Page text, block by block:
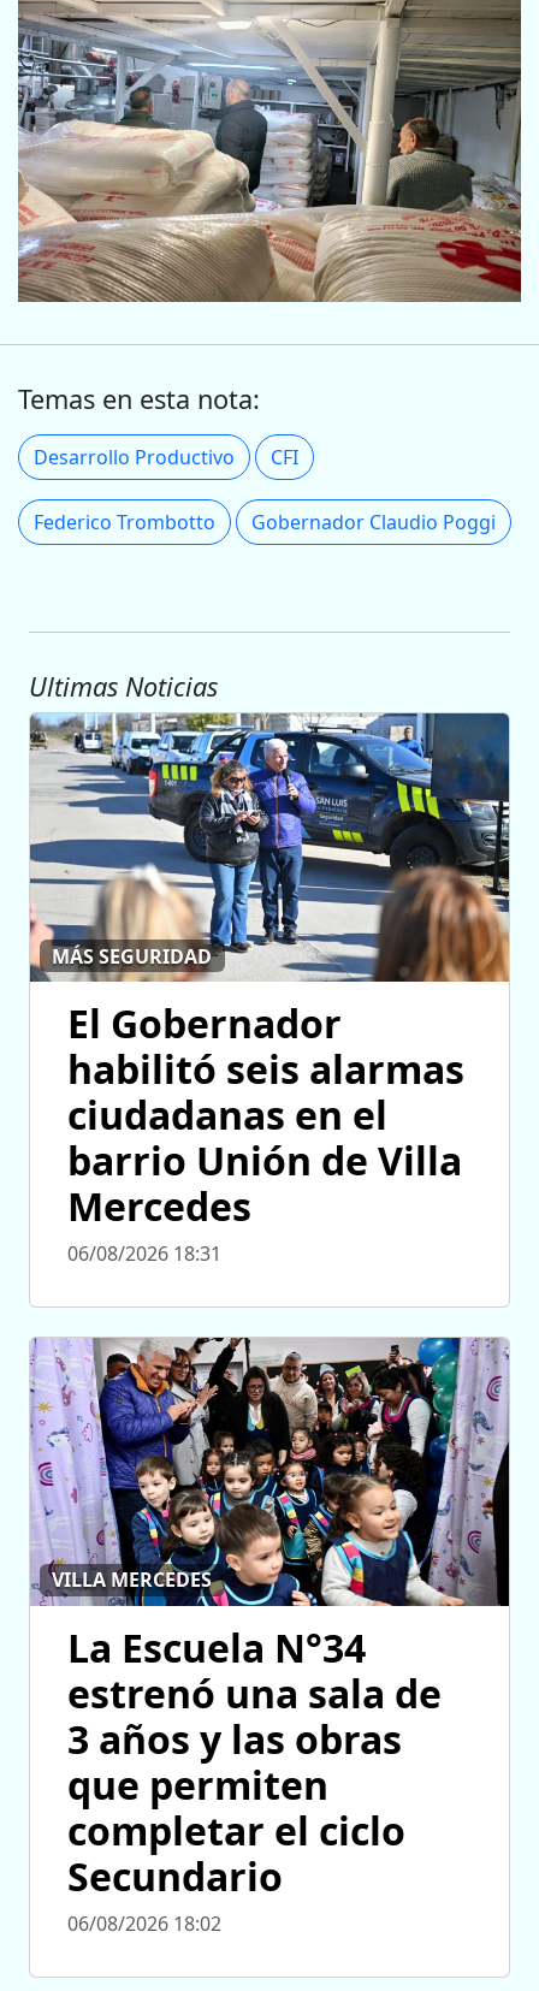
Temas en esta nota:
Desarrollo Productivo CFI
Federico Trombotto Gobernador Claudio Poggi
Ultimas Noticias
MÁS SEGURIDAD
El Gobernador
habilitó seis alarmas
ciudadanas en el
barrio Unión de Villa
Mercedes
06/08/2026 18:31
VILLA MERCEDES
La Escuela N°34
estrenó una sala de
3 años y las obras
que permiten
completar el ciclo
Secundario
06/08/2026 18:02